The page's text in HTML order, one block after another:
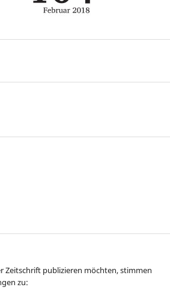
Zeitschrift publizieren möchten, stimmen
zu: